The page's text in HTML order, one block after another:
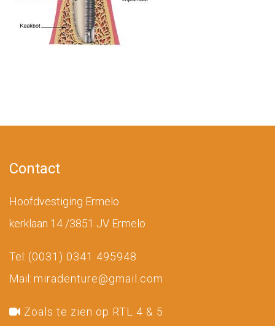
Contact
Hoofdvestiging Ermelo
kerklaan 14 /3851 JV Ermelo
Tel: (0031) 0341 495948
Mail: miradenture@gmail.com
Zoals te zien op RTL 4 & 5